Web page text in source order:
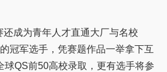
成为青年人才直通大厂与名校
冠军选手，凭赛题作品一举拿下互
球QS前50高校录取，更有选手将参